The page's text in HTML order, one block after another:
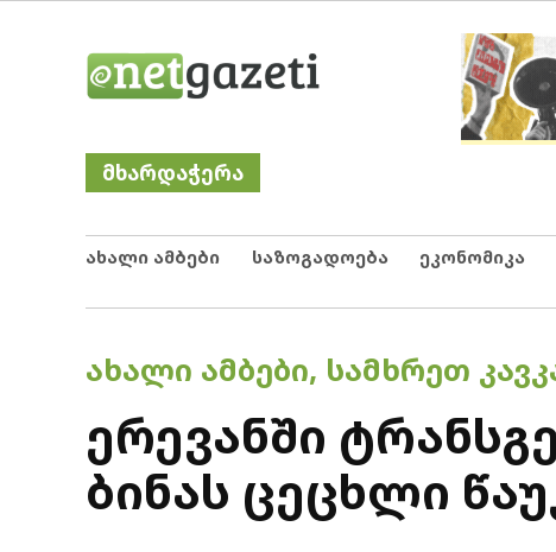
Netgazeti
მხარდაჭერა
ახალი ამბები საზოგადოება ეკონომიკა
POSTED
ᲐᲮᲐᲚᲘ ᲐᲛᲑᲔᲑᲘ, ᲡᲐᲛᲮᲠᲔᲗ
ერევანში
ბინას ცეცხლი